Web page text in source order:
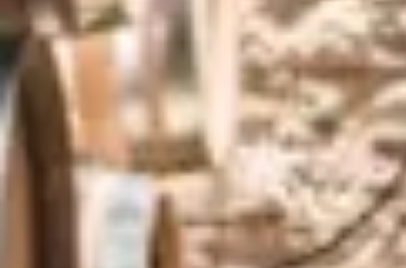
Tous les cours d'oenologie & ateliers
Visite cave & dégustation vin Alsace
Visite cave & dégustation vin Beaujolais
Visite chateau & dégustation vin Bordeaux
Visite cave & dégustation vin Bourgogne
Visite cave & distillerie Calvados